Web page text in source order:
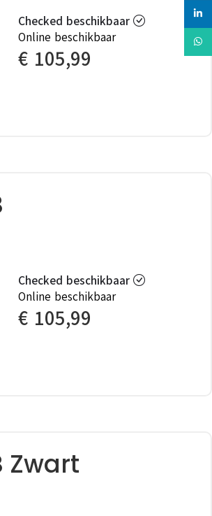
Checked beschikbaar
Online beschikbaar
€ 105,99
Checked beschikbaar
Online beschikbaar
€ 105,99
Zwart